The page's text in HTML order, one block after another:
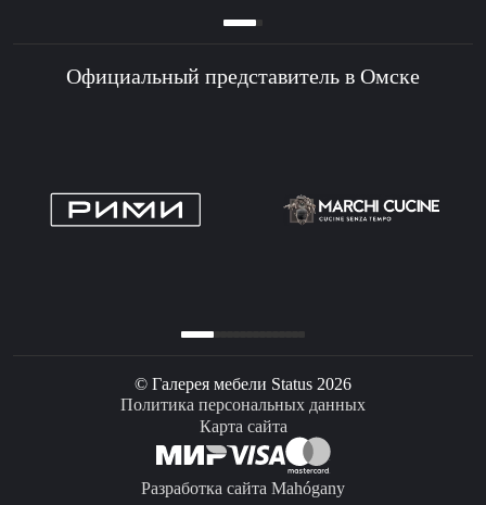
Официальный представитель в Омске
© Галерея мебели Status 2026
Политика персональных данных
Карта сайта
Разработка сайта Mahógany